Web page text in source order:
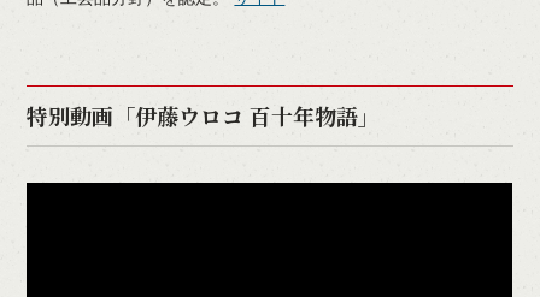
特別動画「伊藤ウロコ 百十年物語」